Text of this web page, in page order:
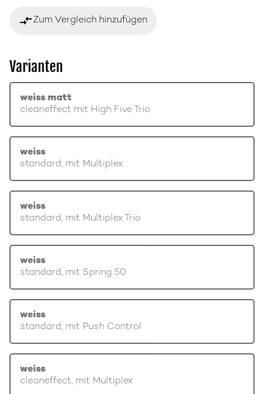
compare_arrowsZum Vergleich hinzufügen
Varianten
weiss matt
cleaneffect mit High Five Trio
weiss
standard, mit Multiplex
weiss
standard, mit Multiplex Trio
weiss
standard, mit Spring 50
weiss
standard, mit Push Control
weiss
cleaneffect, mit Multiplex